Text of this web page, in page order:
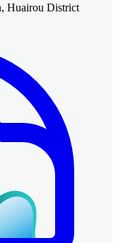
Huairou District